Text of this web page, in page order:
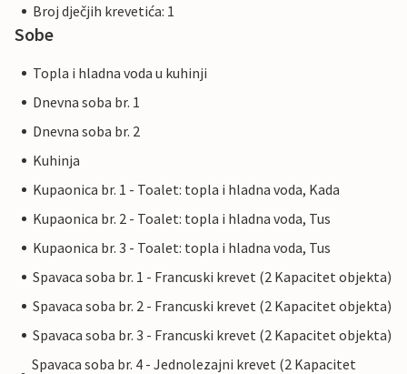
Broj dječjih krevetića: 1
Sobe
Topla i hladna voda u kuhinji
Dnevna soba br. 1
Dnevna soba br. 2
Kuhinja
Kupaonica br. 1 - Toalet: topla i hladna voda, Kada
Kupaonica br. 2 - Toalet: topla i hladna voda, Tus
Kupaonica br. 3 - Toalet: topla i hladna voda, Tus
Spavaca soba br. 1 - Francuski krevet (2 Kapacitet objekta)
Spavaca soba br. 2 - Francuski krevet (2 Kapacitet objekta)
Spavaca soba br. 3 - Francuski krevet (2 Kapacitet objekta)
Spavaca soba br. 4 - Jednolezajni krevet (2 Kapacitet